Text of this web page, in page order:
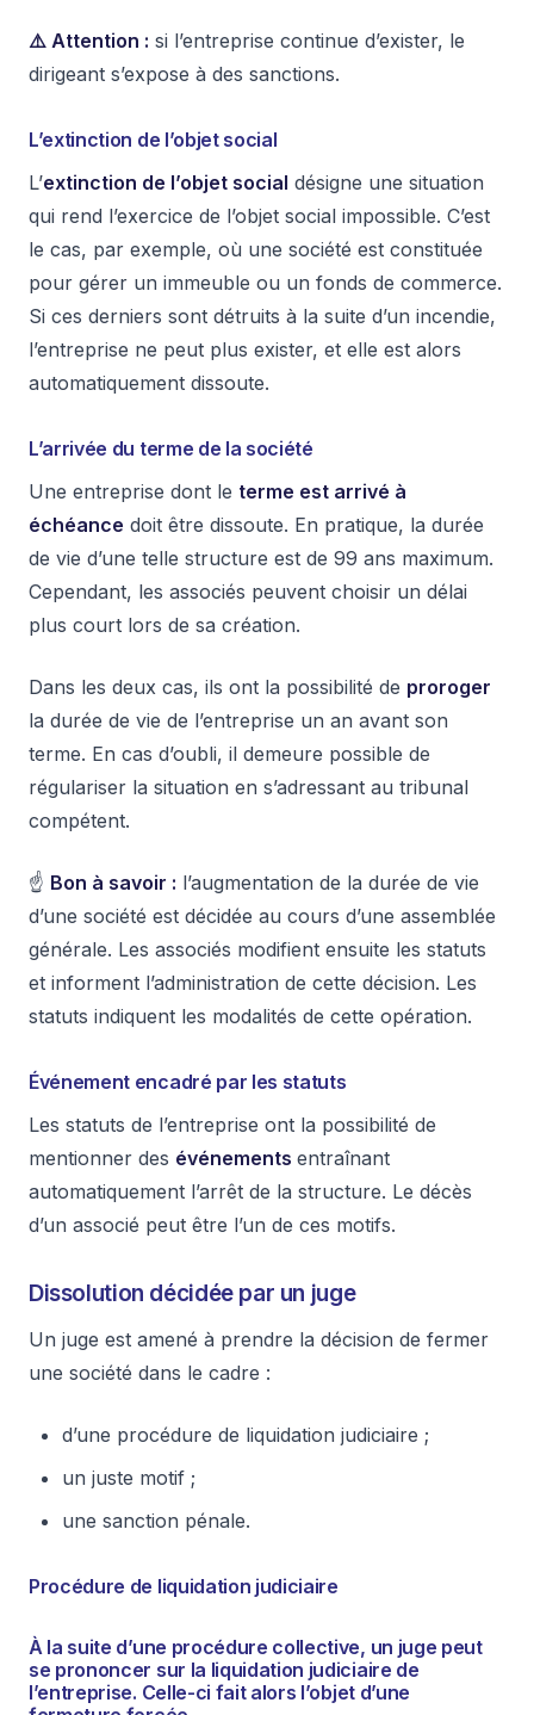
⚠️ Attention : si l’entreprise continue d’exister, le
dirigeant s’expose à des sanctions.
L’extinction de l’objet social
L’extinction de l’objet social désigne une situation
qui rend l’exercice de l’objet social impossible. C’est
le cas, par exemple, où une société est constituée
pour gérer un immeuble ou un fonds de commerce.
Si ces derniers sont détruits à la suite d’un incendie,
l’entreprise ne peut plus exister, et elle est alors
automatiquement dissoute.
L’arrivée du terme de la société
Une entreprise dont le terme est arrivé à
échéance doit être dissoute. En pratique, la durée
de vie d’une telle structure est de 99 ans maximum.
Cependant, les associés peuvent choisir un délai
plus court lors de sa création.
Dans les deux cas, ils ont la possibilité de proroger
la durée de vie de l’entreprise un an avant son
terme. En cas d’oubli, il demeure possible de
régulariser la situation en s’adressant au tribunal
compétent.
☝️ Bon à savoir : l’augmentation de la durée de vie
d’une société est décidée au cours d’une assemblée
générale. Les associés modifient ensuite les statuts
et informent l’administration de cette décision. Les
statuts indiquent les modalités de cette opération.
Événement encadré par les statuts
Les statuts de l’entreprise ont la possibilité de
mentionner des événements entraînant
automatiquement l’arrêt de la structure. Le décès
d’un associé peut être l’un de ces motifs.
Dissolution décidée par un juge
Un juge est amené à prendre la décision de fermer
une société dans le cadre :
d’une procédure de liquidation judiciaire ;
un juste motif ;
une sanction pénale.
Procédure de liquidation judiciaire
À la suite d’une procédure collective, un juge peut
se prononcer sur la liquidation judiciaire de
l’entreprise. Celle-ci fait alors l’objet d’une